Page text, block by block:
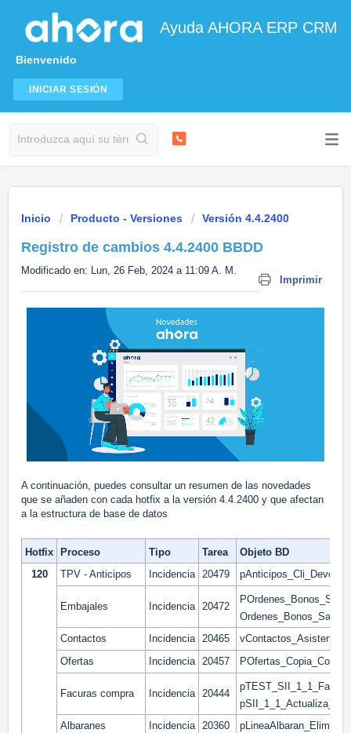
Ayuda AHORA ERP CRM
Bienvenido
INICIAR SESIÓN
Inicio Producto - Versiones Versión 4.4.2400
Registro de cambios 4.4.2400 BBDD
Imprimir
Modificado en: Lun, 26 Feb, 2024 a 11:09 A. M.
A continuación, puedes consultar un resumen de las novedades
que se añaden con cada hotfix a la versión 4.4.2400 y que afectan
a la estructura de base de datos
Hotfix Proceso Tipo Tarea
Objeto BD
120
TPV - Anticipos Incidencia 20479 pAnticipos_Cli_Devolver
Embajales Incidencia 20472
Ordenes_Bonos_Salidas
Contactos
Incidencia 20465
vContactos_Asistente
Ofertas
Incidencia 20457
Facuras compra Incidencia 20444
Albaranes
Incidencia 20360